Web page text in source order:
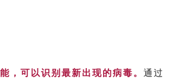
，可以识别最新出现的病毒。 通过